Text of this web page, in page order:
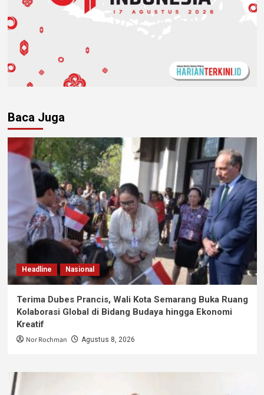
Baca Juga
Headline Nasional
Terima Dubes Prancis, Wali Kota Semarang Buka Ruang
Kolaborasi Global di Bidang Budaya hingga Ekonomi
Kreatif
Nor Rochman Agustus 8, 2026